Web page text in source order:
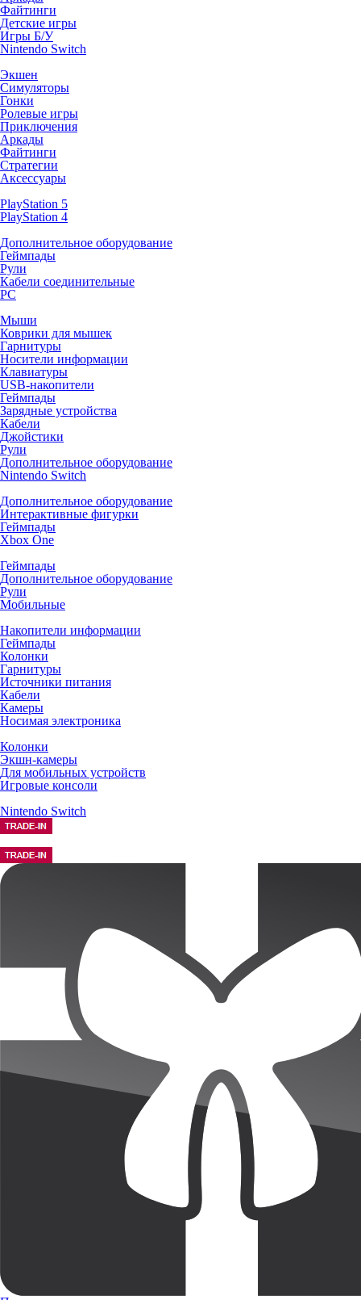
Файтинги
Детские игры
Игры Б/У
Nintendo Switch
Экшен
Симуляторы
Гонки
Ролевые игры
Приключения
Аркады
Файтинги
Стратегии
Аксессуары
PlayStation 5
PlayStation 4
Дополнительное оборудование
Геймпады
Рули
Кабели соединительные
PC
Мыши
Коврики для мышек
Гарнитуры
Носители информации
Клавиатуры
USB-накопители
Геймпады
Зарядные устройства
Кабели
Джойстики
Рули
Дополнительное оборудование
Nintendo Switch
Дополнительное оборудование
Интерактивные фигурки
Геймпады
Xbox One
Геймпады
Дополнительное оборудование
Рули
Мобильные
Накопители информации
Геймпады
Колонки
Гарнитуры
Источники питания
Кабели
Камеры
Носимая электроника
Колонки
Экшн-камеры
Для мобильных устройств
Игровые консоли
Nintendo Switch